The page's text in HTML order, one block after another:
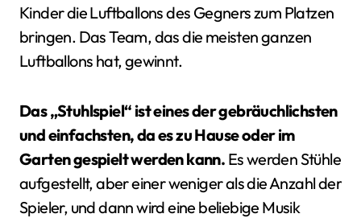
Kinder die Luftballons des Gegners zum Platzen
bringen. Das Team, das die meisten ganzen
Luftballons hat, gewinnt.
Das „Stuhlspiel“ ist eines der gebräuchlichsten
und einfachsten, da es zu Hause oder im
Garten gespielt werden kann. Es werden Stühle
aufgestellt, aber einer weniger als die Anzahl der
Spieler, und dann wird eine beliebige Musik